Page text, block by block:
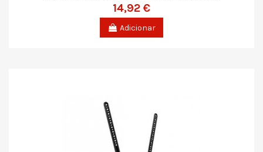
14,92 €
Adicionar